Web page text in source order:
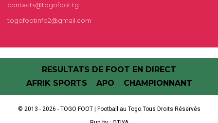
contacts@togofoot.tg
togofootinfo2@gmail.com
RESULTATS DE FOOT EN DIRECT
AFRIK SPORTS
APO CHAMPIONNANT
© 2013 - 2026 - TOGO FOOT | Football au Togo.Tous Droits Réservés